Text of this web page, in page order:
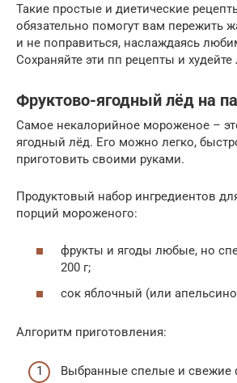
Такие простые и диетические
обязательно помогут вам пережить
и не поправиться, наслаждаясь
Сохраняйте эти пп рецепты и худейте
Фруктово-ягодный лёд на
Самое некалорийное мороженое –
ягодный лёд. Его можно легко,
приготовить своими руками.
Продуктовый набор ингредиентов
порций мороженого:
фрукты и ягоды любые, но
200 г;
сок яблочный (или
Алгоритм приготовления:
Выбранные спелые и свежие